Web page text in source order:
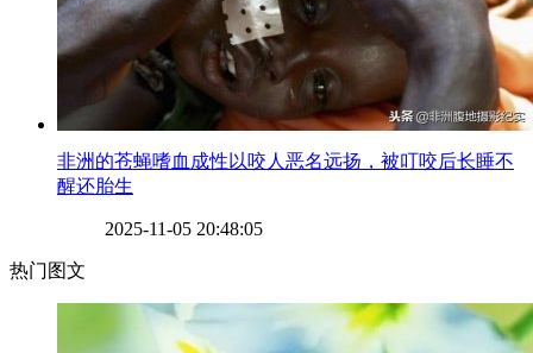
​非洲的苍蝇嗜血成性以咬人恶名远扬，被叮咬后长睡不
醒还胎生
2025-11-05 20:48:05
热门图文